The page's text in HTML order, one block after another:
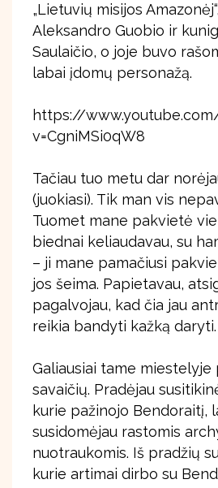
„Lietuvių misijos
Aleksandro Guobio ir
Saulaičio, o joje buvo
labai įdomų personažą.
https://
v=CgniMSi0qW8
Tačiau tuo metu dar
(juokiasi). Tik man vis
Tuomet mane pakvietė
biednai keliaudavau, su
– ji mane pamačiusi
jos šeima. Papietavau,
pagalvojau, kad čia jau
reikia bandyti kažką daryti.
Galiausiai tame miestelyje
savaičių. Pradėjau
kurie pažinojo Bendoraitį,
susidomėjau rastomis
nuotraukomis. Iš pradžių
kurie artimai dirbo su